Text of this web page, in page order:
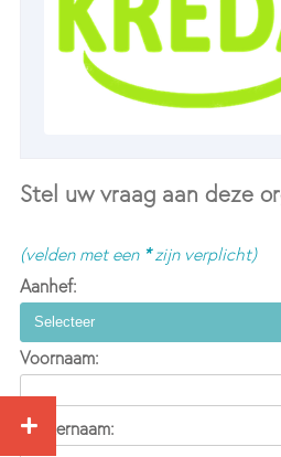
Stel uw vraag aan deze
(velden met een *zijn verplicht)
Aanhef:
Voornaam:
Achternaam: